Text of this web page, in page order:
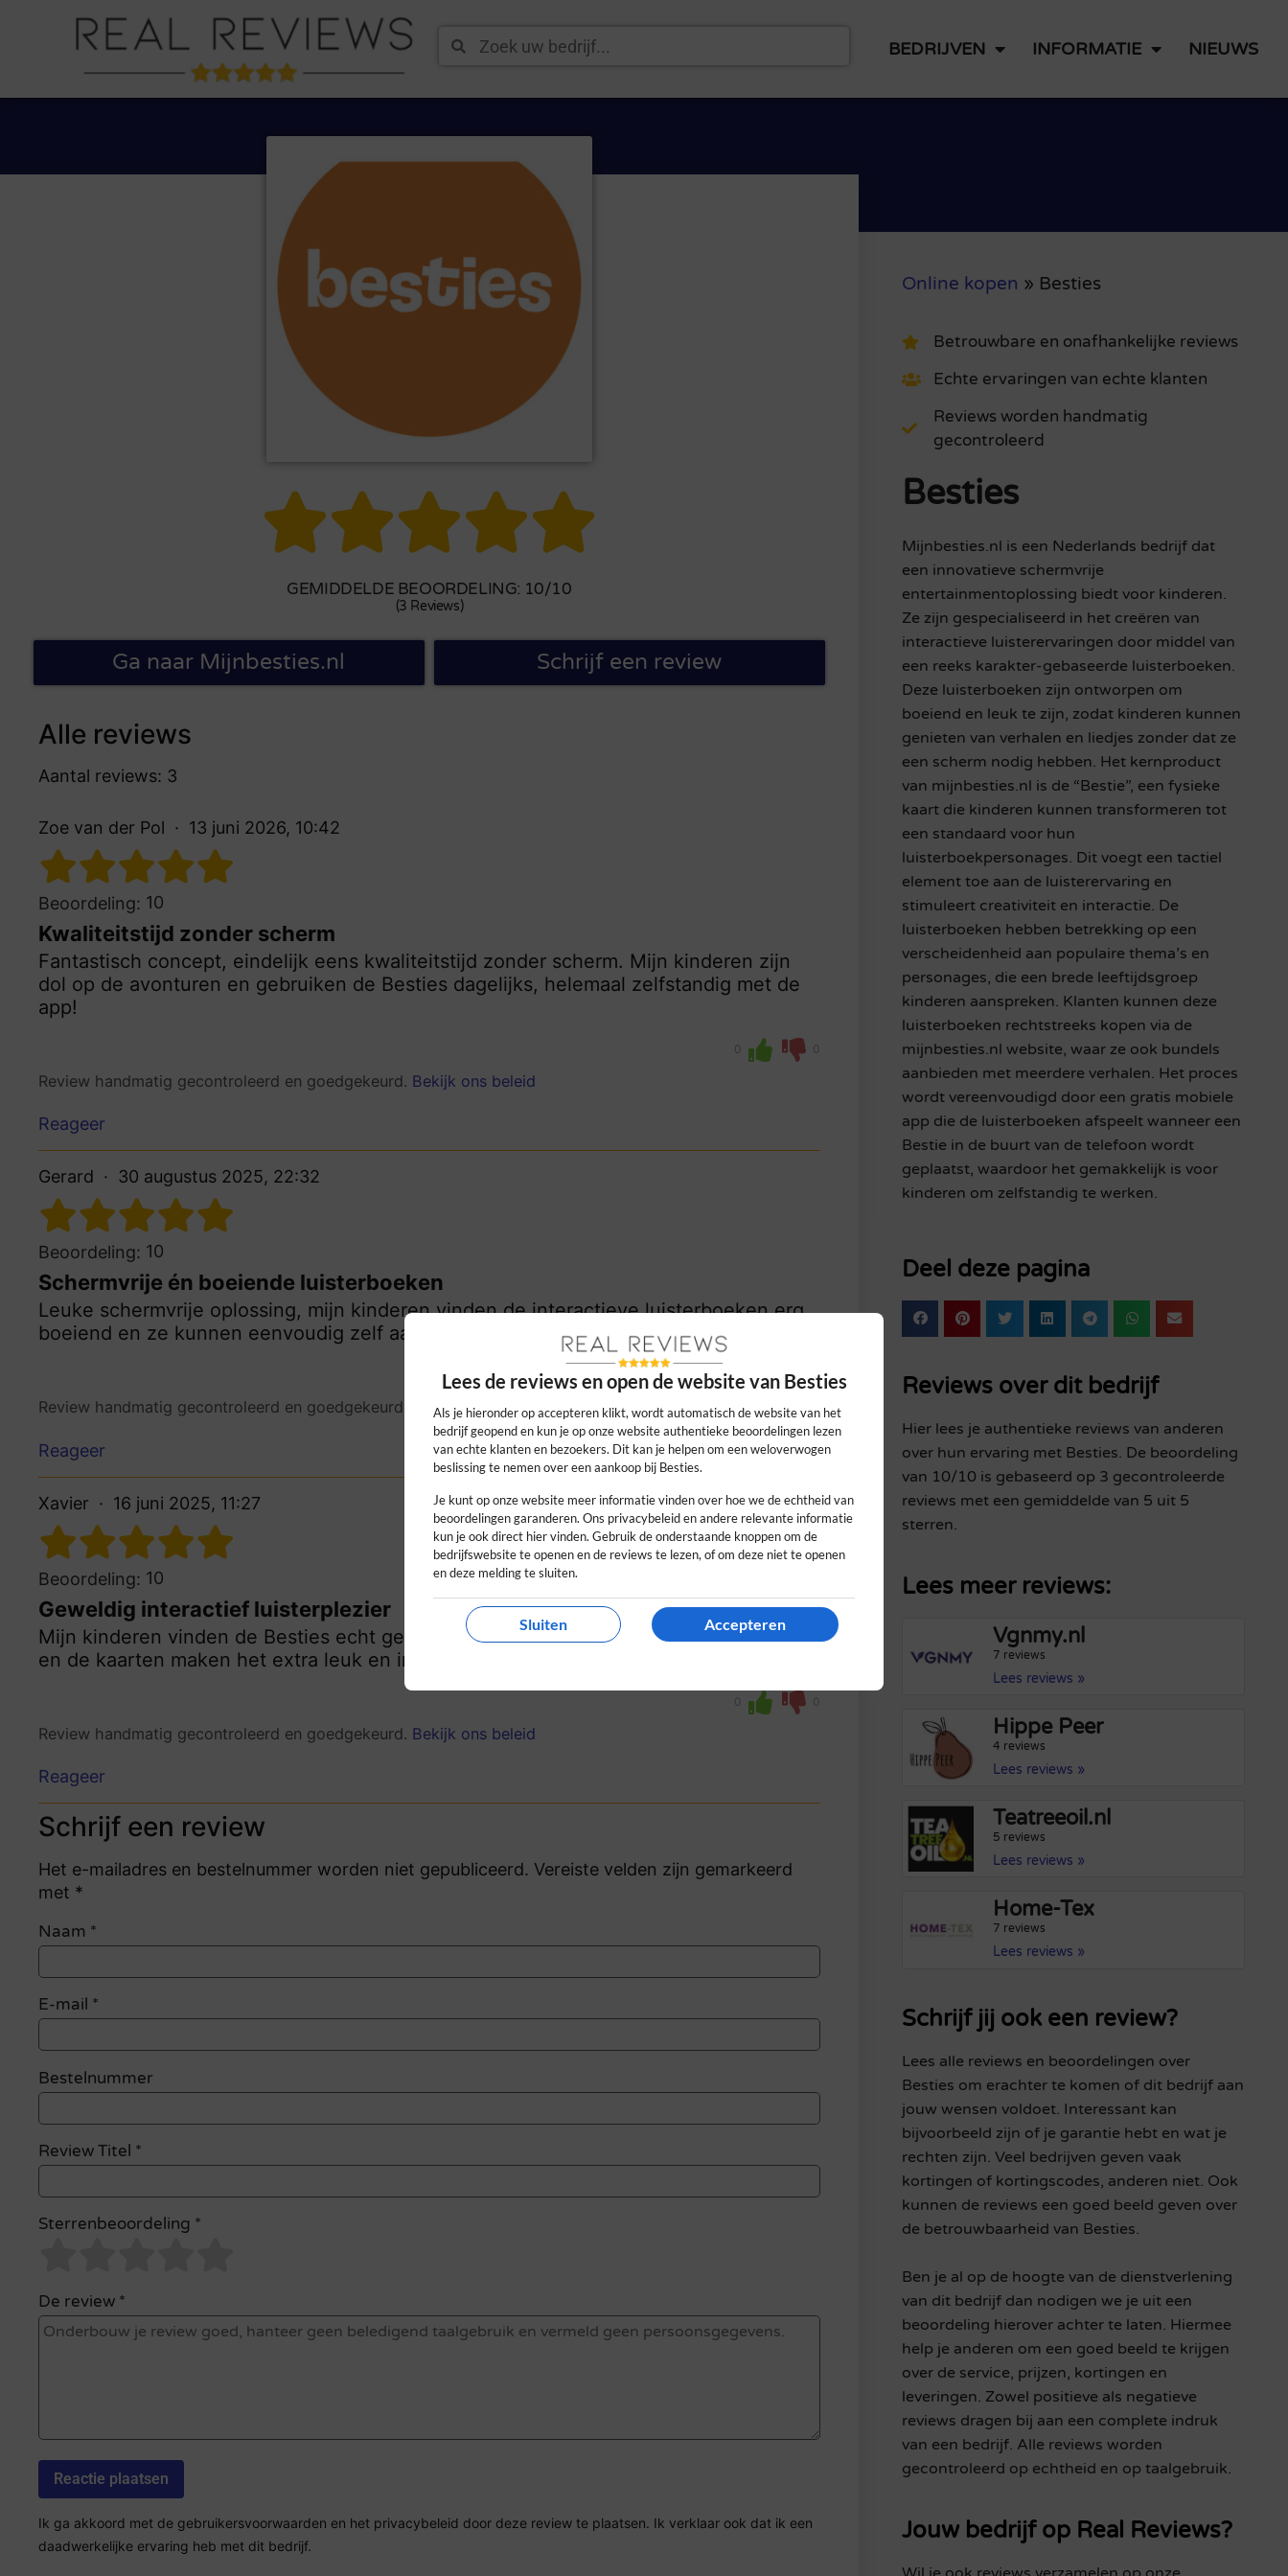
BEDRIJVEN INFORMATIE NIEUWS

GEMIDDELDE BEOORDELING: 10/10
(3 Reviews)
Ga naar Mijnbesties.nl Schrijf een review
Alle reviews
Aantal reviews: 3
Zoe van der Pol 13 juni 2026, 10:42
Beoordeling: 10
Kwaliteitstijd zonder scherm
Fantastisch concept, eindelijk eens kwaliteitstijd zonder scherm. Mijn kinderen zijn
dol op de avonturen en gebruiken de Besties dagelijks, helemaal zelfstandig met de
app!
0 0
Review handmatig gecontroleerd en goedgekeurd. Bekijk ons beleid
Reageer
Gerard 30 augustus 2025, 22:32
Beoordeling: 10
Schermvrije én boeiende luisterboeken
Leuke schermvrije oplossing, mijn kinderen vinden de interactieve luisterboeken erg
boeiend en ze kunnen eenvoudig zelf aan de slag met de Besties en app.
0 0
Review handmatig gecontroleerd en goedgekeurd. Bekijk ons beleid
Reageer
Xavier 16 juni 2025, 11:27
Beoordeling: 10
Geweldig interactief luisterplezier
Mijn kinderen vinden de Besties echt geweldig. Geen scherm nodig, leuke verhalen
en de kaarten maken het extra leuk en interactief! Aanrader voor gezinnen.
0 0
Review handmatig gecontroleerd en goedgekeurd. Bekijk ons beleid
Reageer
Schrijf een review
Het e-mailadres en bestelnummer worden niet gepubliceerd. Vereiste velden zijn gemarkeerd
met *
Naam *
E-mail *
Bestelnummer
Review Titel *
Sterrenbeoordeling *
De review *
Ik ga akkoord met de gebruikersvoorwaarden en het privacybeleid door deze review te plaatsen. Ik verklaar ook dat ik een
daadwerkelijke ervaring heb met dit bedrijf.
Online kopen » Besties
Betrouwbare en onafhankelijke reviews
Echte ervaringen van echte klanten
Reviews worden handmatig
gecontroleerd
Besties
Mijnbesties.nl is een Nederlands bedrijf dat
een innovatieve schermvrije
entertainmentoplossing biedt voor kinderen.
Ze zijn gespecialiseerd in het creëren van
interactieve luisterervaringen door middel van
een reeks karakter-gebaseerde luisterboeken.
Deze luisterboeken zijn ontworpen om
boeiend en leuk te zijn, zodat kinderen kunnen
genieten van verhalen en liedjes zonder dat ze
een scherm nodig hebben. Het kernproduct
van mijnbesties.nl is de “Bestie”, een fysieke
kaart die kinderen kunnen transformeren tot
een standaard voor hun
luisterboekpersonages. Dit voegt een tactiel
element toe aan de luisterervaring en
stimuleert creativiteit en interactie. De
luisterboeken hebben betrekking op een
verscheidenheid aan populaire thema’s en
personages, die een brede leeftijdsgroep
kinderen aanspreken. Klanten kunnen deze
luisterboeken rechtstreeks kopen via de
mijnbesties.nl website, waar ze ook bundels
aanbieden met meerdere verhalen. Het proces
wordt vereenvoudigd door een gratis mobiele
app die de luisterboeken afspeelt wanneer een
Bestie in de buurt van de telefoon wordt
geplaatst, waardoor het gemakkelijk is voor
kinderen om zelfstandig te werken.
Deel deze pagina
Reviews over dit bedrijf
Hier lees je authentieke reviews van anderen
over hun ervaring met Besties. De beoordeling
van 10/10 is gebaseerd op 3 gecontroleerde
reviews met een gemiddelde van 5 uit 5
sterren.
Lees meer reviews:
Vgnmy.nl
7 reviews
Lees reviews »
Hippe Peer
4 reviews
Lees reviews »
Teatreeoil.nl
5 reviews
Lees reviews »
Home-Tex
7 reviews
Lees reviews »
Schrijf jij ook een review?
Lees alle reviews en beoordelingen over
Besties om erachter te komen of dit bedrijf aan
jouw wensen voldoet. Interessant kan
bijvoorbeeld zijn of je garantie hebt en wat je
rechten zijn. Veel bedrijven geven vaak
kortingen of kortingscodes, anderen niet. Ook
kunnen de reviews een goed beeld geven over
de betrouwbaarheid van Besties.
Ben je al op de hoogte van de dienstverlening
van dit bedrijf dan nodigen we je uit een
beoordeling hierover achter te laten. Hiermee
help je anderen om een goed beeld te krijgen
over de service, prijzen, kortingen en
leveringen. Zowel positieve als negatieve
reviews dragen bij aan een complete indruk
van een bedrijf. Alle reviews worden
gecontroleerd op echtheid en op taalgebruik.
Jouw bedrijf op Real Reviews?
Lees de reviews en open de website van Besties
Als je hieronder op accepteren klikt, wordt automatisch de website van het
bedrijf geopend en kun je op onze website authentieke beoordelingen lezen
van echte klanten en bezoekers. Dit kan je helpen om een weloverwogen
beslissing te nemen over een aankoop bij Besties.
Je kunt op onze website meer informatie vinden over hoe we de echtheid van
beoordelingen garanderen. Ons privacybeleid en andere relevante informatie
kun je ook direct hier vinden. Gebruik de onderstaande knoppen om de
bedrijfswebsite te openen en de reviews te lezen, of om deze niet te openen
en deze melding te sluiten.
Sluiten Accepteren